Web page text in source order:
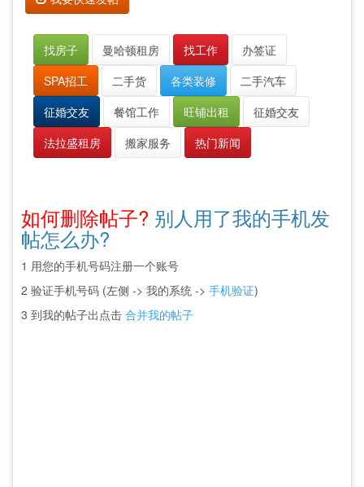
找房子 曼哈顿租房 找工作
办签证
SPA招工
二手货 各类装修
二手汽车
征婚交友
餐馆工作 旺铺出租
征婚交友
法拉盛租房
搬家服务 热门新闻
如何删除帖子? 别人用了我的手机发
帖怎么办?
1 用您的手机号码注册一个账号
2 验证手机号码 (左侧 -> 我的系统 -> 手机验证)
3 到我的帖子出点击 合并我的帖子